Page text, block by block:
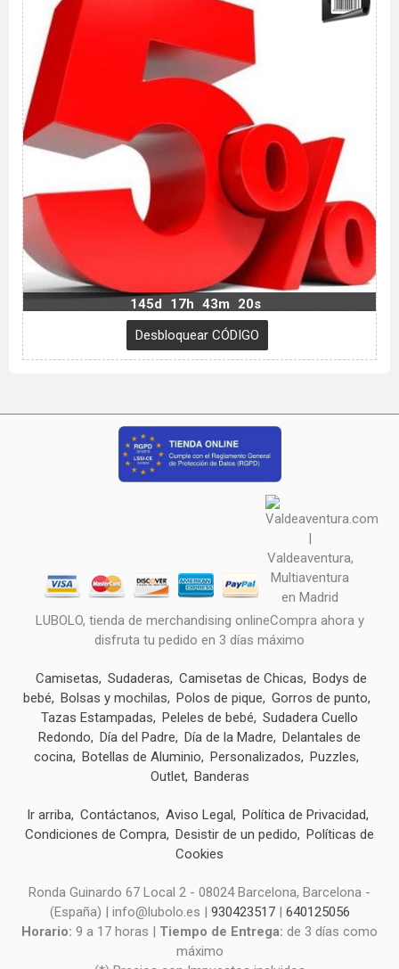
145d 17h 43m 20s
LUBOLO, tienda de merchandising onlineCompra ahora y
disfruta tu pedido en 3 días máximo
Camisetas Sudaderas Camisetas de Chicas
Bodys de
bebé
Bolsas y mochilas Polos de pique
Gorros de punto
Tazas Estampadas
Peleles de bebé
Sudadera Cuello
Redondo
Día del Padre Día de la Madre
Delantales de
cocina Botellas de Aluminio Personalizados
Puzzles
Outlet Banderas
Ir arriba Contáctanos Aviso Legal
Política de Privacidad
Condiciones de Compra Desistir de un pedido
Políticas de
Cookies
Ronda Guinardo 67 Local 2 - 08024 Barcelona, Barcelona -
(España) | info@lubolo.es | 930423517| 640125056
Horario: 9 a 17 horas | Tiempo de Entrega: de 3 días como
máximo